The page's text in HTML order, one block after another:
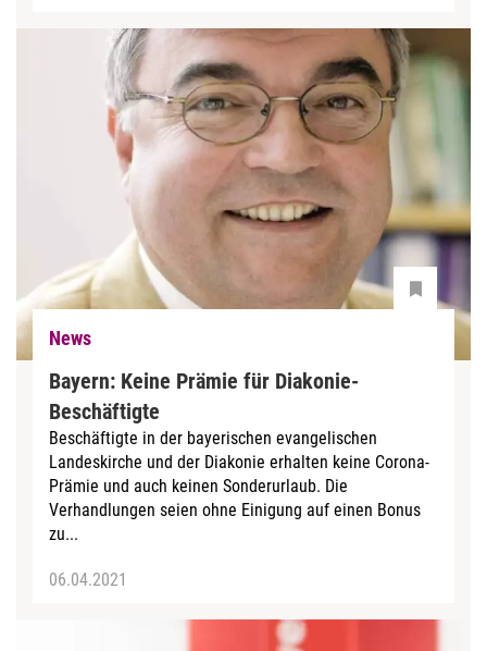
News
Bayern: Keine Prämie für Diakonie-
Beschäftigte
Beschäftigte in der bayerischen evangelischen
Landeskirche und der Diakonie erhalten keine Corona-
Prämie und auch keinen Sonderurlaub. Die
Verhandlungen seien ohne Einigung auf einen Bonus
zu...
06.04.2021